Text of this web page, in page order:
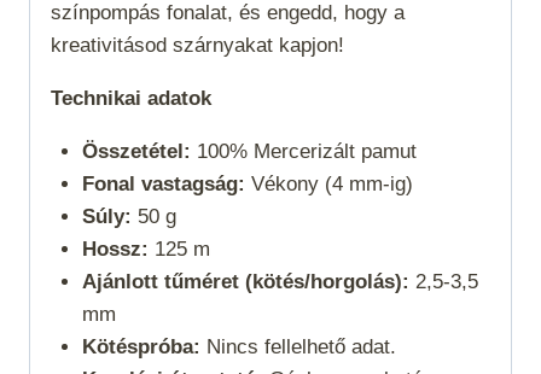
színpompás fonalat, és engedd, hogy a
kreativitásod szárnyakat kapjon!
Technikai adatok
Összetétel: 100% Mercerizált pamut
Fonal vastagság: Vékony (4 mm-ig)
Súly: 50 g
Hossz: 125 m
Ajánlott tűméret (kötés/horgolás): 2,5-3,5
mm
Kötéspróba: Nincs fellelhető adat.